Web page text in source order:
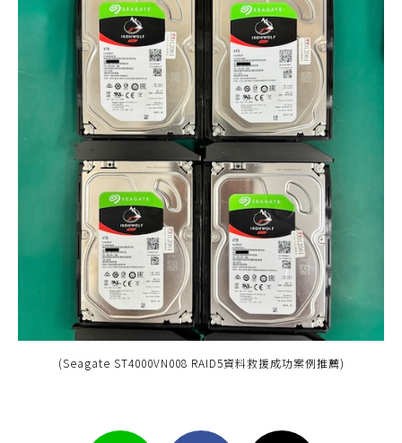
(Seagate ST4000VN008 RAID5資料救援成功案例推薦)